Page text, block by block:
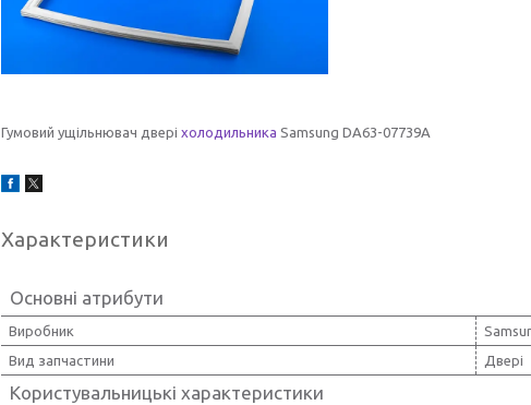
Гумовий ущільнювач двері холодильника Samsung DA63-07739A
Характеристики
Основні атрибути
Виробник
Вид запчастини
Двері
Користувальницькі характеристики